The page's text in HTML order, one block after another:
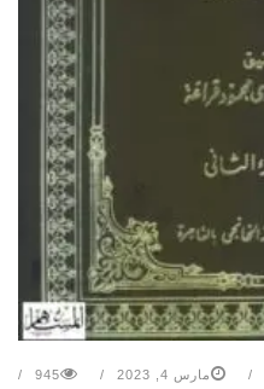
مارس 4, 2023 945